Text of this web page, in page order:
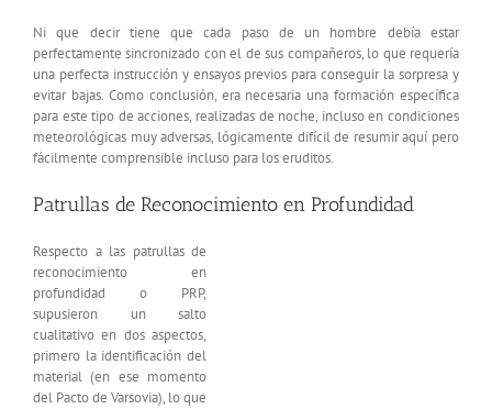
Ni que decir tiene que cada paso de un hombre debía estar
perfectamente sincronizado con el de sus compañeros, lo que requería
una perfecta instrucción y ensayos previos para conseguir la sorpresa y
evitar bajas. Como conclusión, era necesaria una formación específica
para este tipo de acciones, realizadas de noche, incluso en condiciones
meteorológicas muy adversas, lógicamente difícil de resumir aquí pero
fácilmente comprensible incluso para los eruditos.
Patrullas de Reconocimiento en Profundidad
Respecto a las patrullas de
reconocimiento en
profundidad o PRP,
supusieron un salto
cualitativo en dos aspectos,
primero la identificación del
material (en ese momento
del Pacto de Varsovia), lo que